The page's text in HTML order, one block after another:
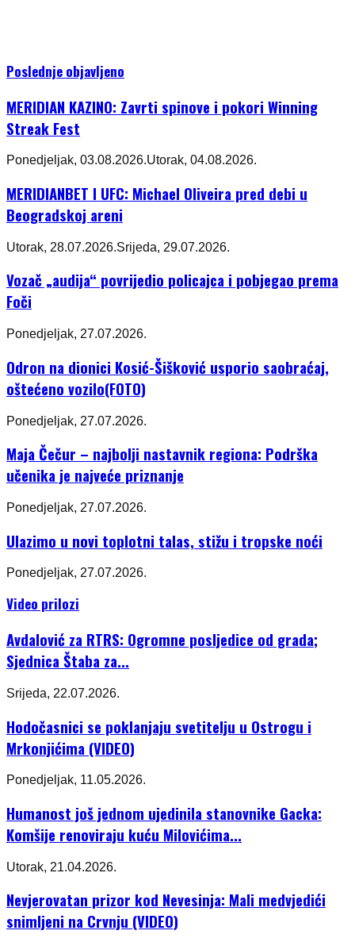
Poslednje objavljeno
MERIDIAN KAZINO: Zavrti spinove i pokori Winning
Streak Fest
Ponedjeljak, 03.08.2026.Utorak, 04.08.2026.
MERIDIANBET I UFC: Michael Oliveira pred debi u
Beogradskoj areni
Utorak, 28.07.2026.Srijeda, 29.07.2026.
Vozač „audija“ povrijedio policajca i pobjegao prema
Foči
Ponedjeljak, 27.07.2026.
Odron na dionici Kosić-Šišković usporio saobraćaj,
oštećeno vozilo(FOTO)
Ponedjeljak, 27.07.2026.
Maja Čečur – najbolji nastavnik regiona: Podrška
učenika je najveće priznanje
Ponedjeljak, 27.07.2026.
Ulazimo u novi toplotni talas, stižu i tropske noći
Ponedjeljak, 27.07.2026.
Video prilozi
Avdalović za RTRS: Ogromne posljedice od grada;
Sjednica Štaba za...
Srijeda, 22.07.2026.
Hodočasnici se poklanjaju svetitelju u Ostrogu i
Mrkonjićima (VIDEO)
Ponedjeljak, 11.05.2026.
Humanost još jednom ujedinila stanovnike Gacka:
Komšije renoviraju kuću Milovićima...
Utorak, 21.04.2026.
Nevjerovatan prizor kod Nevesinja: Mali medvjedići
snimljeni na Crvnju (VIDEO)